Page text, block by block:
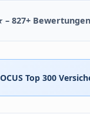
– 827+ Bewertungen
Top 300